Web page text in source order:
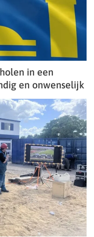
in een
en onwenselijk